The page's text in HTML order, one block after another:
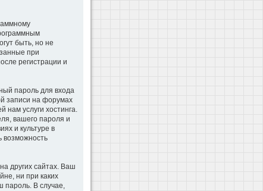
быть, но не
при
регистрации и
пароль для входа
записи на форумах
услуги хостинга.
вашего пароля и
и культуре в
возможность
других сайтах. Ваш
ни при каких
пароль. В случае,